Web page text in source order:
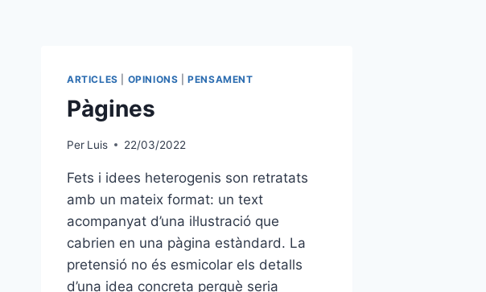
ARTICLES OPINIONS |PENSAMENT
Pàgines
Per Luis 22/03/2022
Fets i idees heterogenis son retratats
amb un mateix format: un text
acompanyat d’una il·lustració que
cabrien en una pàgina estàndard. La
pretensió no és esmicolar els detalls
d’una idea concreta perquè seria